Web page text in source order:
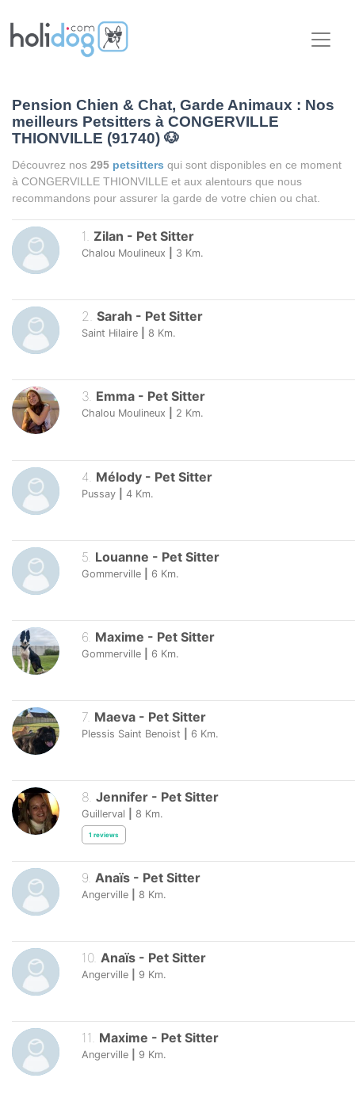
Pension Chien & Chat, Garde Animaux : Nos
meilleurs Petsitters à CONGERVILLE
THIONVILLE (91740) 🐶
Découvrez nos 295 petsitters qui sont disponibles en ce moment
à CONGERVILLE THIONVILLE et aux alentours que nous
recommandons pour assurer la garde de votre chien ou chat.
1. Zilan - Pet Sitter
Chalou Moulineux 3 Km.
2. Sarah - Pet Sitter
Saint Hilaire 8 Km.
3. Emma - Pet Sitter
Chalou Moulineux 2 Km.
4 Mélody - Pet Sitter
Pussay 4 Km.
5 Louanne - Pet Sitter
Gommerville 6 Km.
6. Maxime - Pet Sitter
Gommerville 6 Km.
7. Maeva - Pet Sitter
Plessis Saint Benoist 6 Km.
8. Jennifer - Pet Sitter
Guillerval 8 Km.
1 reviews
9 Anaïs - Pet Sitter
Angerville 8 Km.
10. Anaïs - Pet Sitter
Angerville 9 Km.
11 Maxime - Pet Sitter
Angerville 9 Km.